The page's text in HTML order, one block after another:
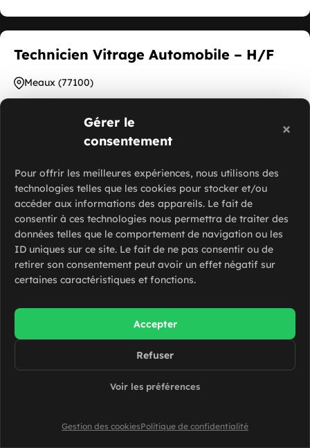
Gérer le
consentement
Pour offrir les meilleures expériences, nous utilisons des
technologies telles que les cookies pour stocker et/ou
accéder aux informations des appareils. Le fait de
consentir à ces technologies nous permettra de traiter des
données telles que le comportement de navigation ou les
ID uniques sur ce site. Le fait de ne pas consentir ou de
retirer son consentement peut avoir un effet négatif sur
certaines caractéristiques et fonctions.
Accepter
Refuser
Voir les préférences
Gestion des cookiesPolitique de confidentialité
Technicien Vitrage Automobile – H/F
Meaux (77100)
12.31 euros par heure
Elagueur – H/F
Chelles (77500)
CDI
Boulanger – H/F
Bordeaux (33000)